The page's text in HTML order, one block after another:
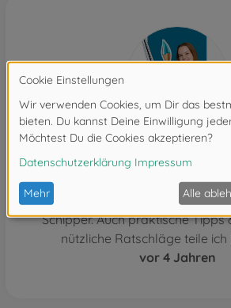
Michelle L.
In unserem Blog dreht sich
neuesten und spannenden
Schipper. Auch praktische Tipps
nützliche Ratschläge teile ich
vor 4 Jahren